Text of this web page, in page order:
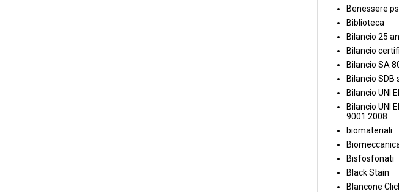
Benessere
Biblioteca
Bilancio 25
Bilancio
Bilancio SA
Bilancio SDB
Bilancio UNI
Bilancio UNI
9001:2008
biomateriali
Bisfosfonati
Black Stain
Blancone